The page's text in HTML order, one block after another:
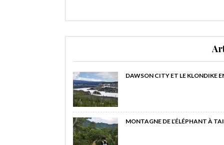
DAWSON CITY ET LE KLONDIKE
MONTAGNE DE L’ÉLÉPHANT À